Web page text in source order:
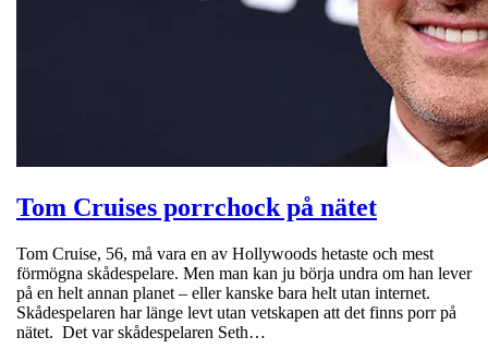
Tom Cruises porrchock på nätet
Tom Cruise, 56, må vara en av Hollywoods hetaste och mest
förmögna skådespelare. Men man kan ju börja undra om han lever
på en helt annan planet – eller kanske bara helt utan internet.
Skådespelaren har länge levt utan vetskapen att det finns porr på
nätet. Det var skådespelaren Seth…